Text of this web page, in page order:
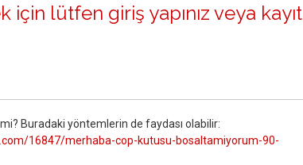
için lütfen giriş yapınız veya kayıt
Buradaki yöntemlerin de faydası olabilir:
16847/merhaba-cop-kutusu-bosaltamiyorum-90-